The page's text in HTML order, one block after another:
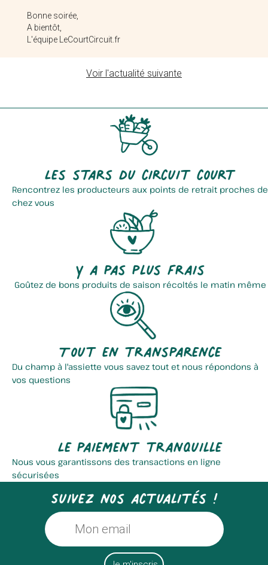
Jeorges - Orges Et Chicorée
Le Potager De L'yser
Bonne soirée,
A bientôt,
L'équipe LeCourtCircuit.fr
Voir l'actualité suivante
Les stars du circuit court
Rencontrez les producteurs aux points de retrait proches de
chez vous
Y a pas plus frais
Goûtez de bons produits de saison récoltés le matin même
Tout en transparence
Du champ à l'assiette vous savez tout et nous répondons à
vos questions
Le paiement tranquille
Nous vous garantissons des transactions en ligne
sécurisées
Suivez nos actualités !